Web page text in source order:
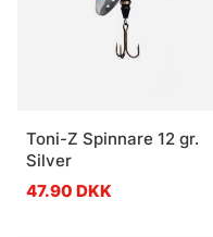
Toni-Z Spinnare 12 gr.
Silver
47.90 DKK